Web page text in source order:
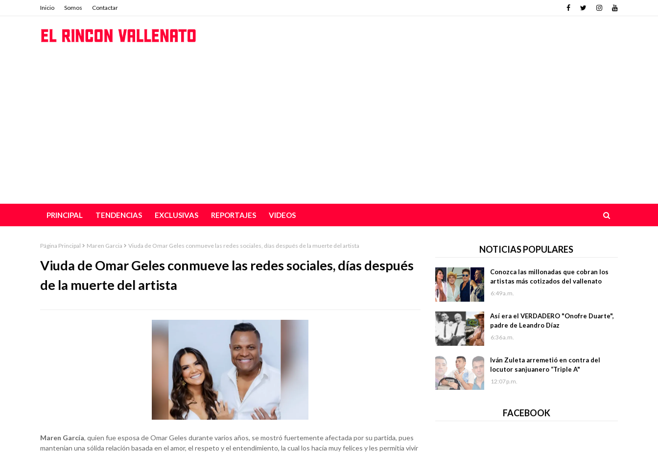
Inicio Somos Contactar
PRINCIPAL TENDENCIAS EXCLUSIVAS REPORTAJES VIDEOS
Página Principal Maren Garcia Viuda de Omar Geles conmueve las redes sociales, días después de la muerte del artista
Viuda de Omar Geles conmueve las redes sociales, días después
de la muerte del artista
Maren García, quien fue esposa de Omar Geles durante varios años, se mostró fuertemente afectada por su partida, pues
mantenían una sólida relación basada en el amor, el respeto y el entendimiento, la cual los hacía muy felices y les permitía vivir
NOTICIAS POPULARES
Conozca las millonadas que cobran los
artistas más cotizados del vallenato
6:49 a.m.
Así era el VERDADERO "Onofre Duarte",
padre de Leandro Díaz
6:36 a.m.
Iván Zuleta arremetió en contra del
locutor sanjuanero “Triple A"
12:07 p.m.
FACEBOOK